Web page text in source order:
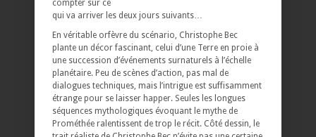
compter sur ce
qui va arriver les deux jours suivants…
En véritable orfèvre du scénario, Christophe Bec
plante un décor fascinant, celui d’une Terre en proie à
une succession d’événements surnaturels à l’échelle
planétaire. Peu de scènes d’action, pas mal de
dialogues techniques, mais l’intrigue est suffisamment
étrange pour se laisser happer. Seules les longues
séquences mythologiques évoquant le mythe de
Prométhée ralentissent de trop le récit. Côté dessin, le